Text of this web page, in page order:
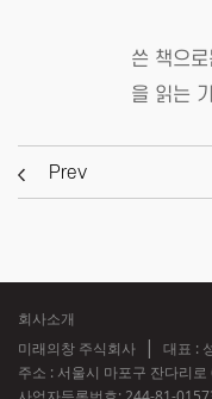
쓴 책으
을 읽는
Prev
회사소개
미래의창 주식회사
대표 :
주소 : 서울시 마포구 잔다리